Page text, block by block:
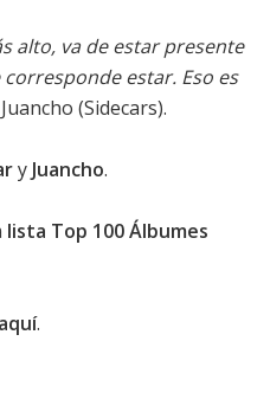
alto, va de estar presente
estar. Eso es
(Sidecars).
y Juancho.
lista Top 100 Álbumes
.